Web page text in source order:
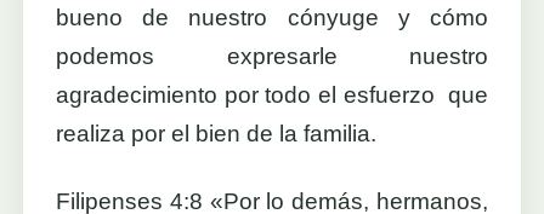
bueno de nuestro cónyuge y cómo
podemos expresarle nuestro
agradecimiento por todo el esfuerzo que
realiza por el bien de la familia.
Filipenses 4:8 «Por lo demás, hermanos,